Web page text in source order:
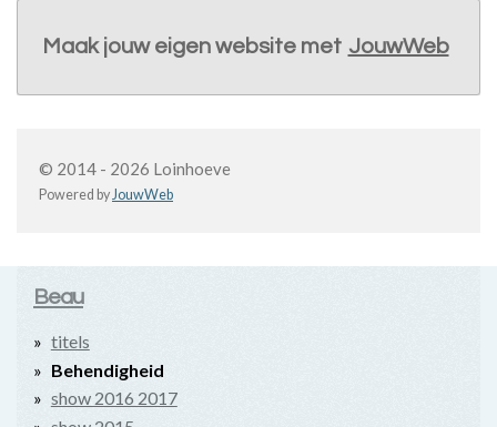
Maak jouw eigen website met JouwWeb
© 2014 - 2026 Loinhoeve
Powered byJouwWeb
Beau
titels
Behendigheid
show 2016 2017